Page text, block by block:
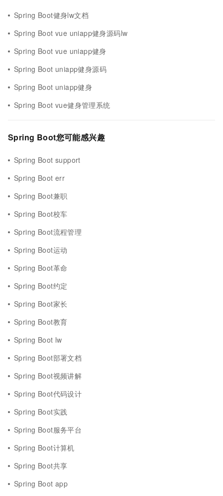
Spring Boot健身lw文档
Spring Boot vue uniapp健身源码lw
Spring Boot vue uniapp健身
Spring Boot uniapp健身源码
Spring Boot uniapp健身
Spring Boot vue健身管理系统
Spring Boot您可能感兴趣
Spring Boot support
Spring Boot err
Spring Boot兼职
Spring Boot校车
Spring Boot流程管理
Spring Boot运动
Spring Boot革命
Spring Boot约定
Spring Boot家长
Spring Boot教育
Spring Boot lw
Spring Boot部署文档
Spring Boot视频讲解
Spring Boot代码设计
Spring Boot实践
Spring Boot服务平台
Spring Boot计算机
Spring Boot共享
Spring Boot app